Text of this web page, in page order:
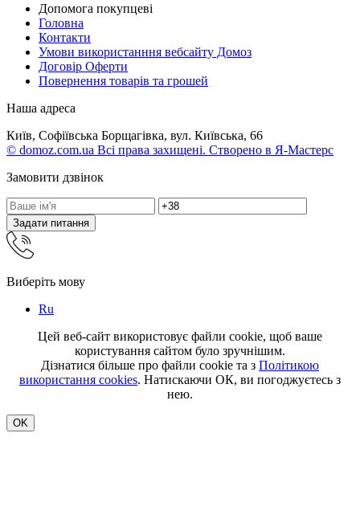
Допомога покупцеві
Головна
Контакти
Умови використанння вебсайту Домоз
Договір Оферти
Повернення товарів та грошей
Наша адреса
Київ, Софіївська Борщагівка, вул. Київська, 66
© domoz.com.ua Всі права захищені. Створено в Я-Мастерс
Замовити дзвінок
Задати питання
Виберіть мову
Ru
Цей веб-сайт використовує файли cookie, щоб ваше
користування сайтом було зручнішим.
Дізнатися більше про файли cookie та з Політикою
використання cookies. Натискаючи ОК, ви погоджуєтесь з
нею.
OK